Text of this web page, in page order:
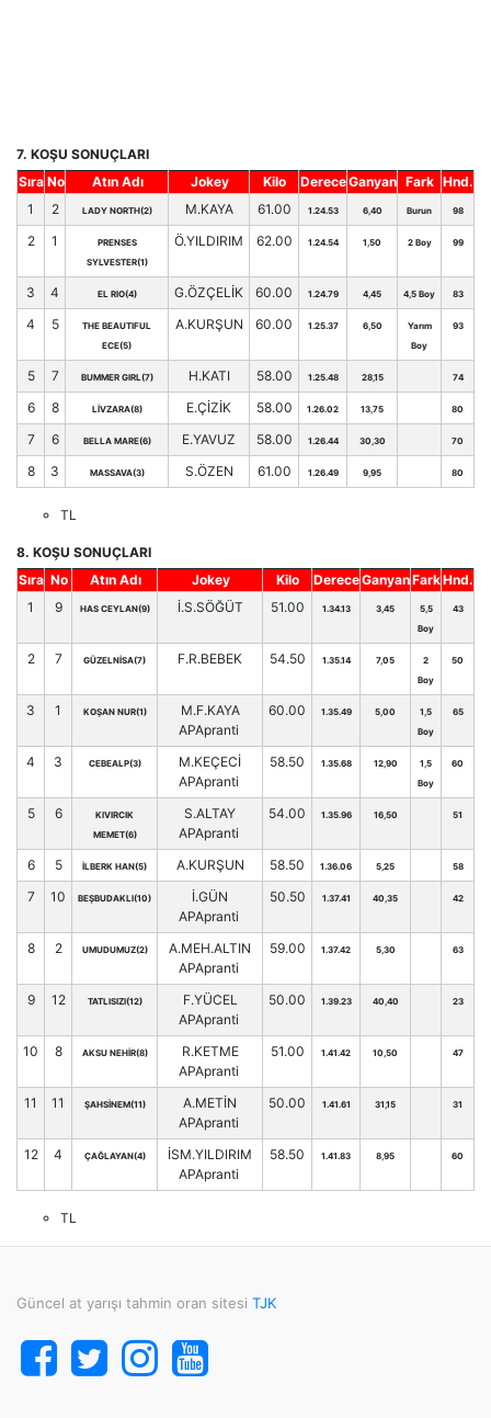
7. KOŞU SONUÇLARI
Sıra No Atın Adı Jokey Kilo DereceGanyan Fark Hnd.
1
2 LADY NORTH(2) M.KAYA 61.00 1.24.53 6,40 Burun 98
2 1
PRENSES
SYLVESTER(1)
Ö.YILDIRIM 62.00 1.24.54 1,50 2 Boy 99
3 4 EL RIO(4) G.ÖZÇELİK 60.00 1.24.79 4,45 4,5 Boy 83
4 5
THE BEAUTIFUL
ECE(5)
A.KURŞUN 60.00 1.25.37 6,50
Yarım
Boy
93
5 7 BUMMER GIRL(7) H.KATI 58.00 1.25.48 28,15 74
6 8 LİVZARA(8) E.ÇİZİK 58.00 1.26.02 13,75 80
7 6 BELLA MARE(6) E.YAVUZ 58.00 1.26.44 30,30 70
8 3 MASSAVA(3) S.ÖZEN 61.00 1.26.49 9,95 80
TL
8. KOŞU SONUÇLARI
Sıra No Atın Adı Jokey Kilo DereceGanyanFarkHnd.
1
9 HAS CEYLAN(9) İ.S.SÖĞÜT 51.00 1.34.13 3,45
5,5
Boy
43
2 7 GÜZELNİSA(7) F.R.BEBEK 54.50 1.35.14 7,05
2
Boy
50
3 1 KOŞAN NUR(1)
M.F.KAYA
APApranti
60.00 1.35.49 5,00
1,5
Boy
65
4 3 CEBEALP(3)
M.KEÇECİ
APApranti
58.50 1.35.68 12,90
1,5
Boy
60
5 6
KIVIRCIK
MEMET(6)
S.ALTAY
APApranti
54.00 1.35.96 16,50 51
6 5 İLBERK HAN(5) A.KURŞUN 58.50 1.36.06 5,25 58
7 10 BEŞBUDAKLI(10)
İ.GÜN
APApranti
50.50 1.37.41 40,35 42
8 2 UMUDUMUZ(2)
A.MEH.ALTIN
APApranti
59.00 1.37.42 5,30 63
9 12 TATLISIZI(12)
F.YÜCEL
APApranti
50.00 1.39.23 40,40 23
10 8 AKSU NEHİR(8)
R.KETME
APApranti
51.00 1.41.42 10,50 47
11 11 ŞAHSİNEM(11)
A.METİN
APApranti
50.00 1.41.61 31,15 31
12 4 ÇAĞLAYAN(4)
İSM.YILDIRIM
APApranti
58.50 1.41.83 8,95 60
TL
Güncel at yarışı tahmin oran sitesi TJK